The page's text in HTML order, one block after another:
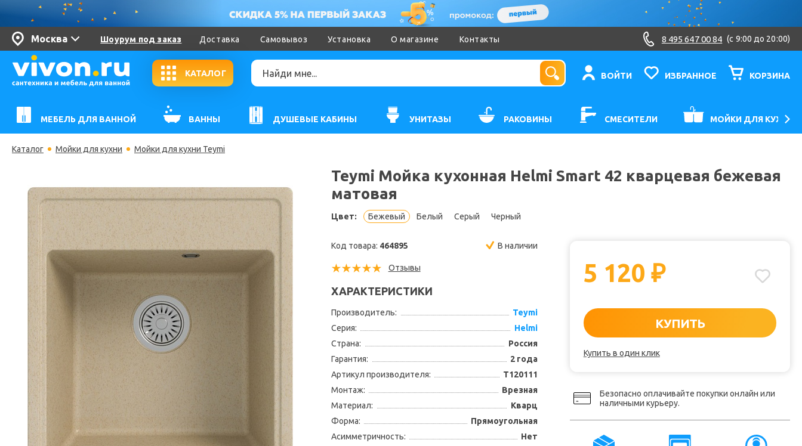
Москва Шоурум под заказ Доставка Самовывоз Установка О магазине Контакты 8 495 647 00 84 (c 9:00 до 20:00)
КАТАЛОГ ВОЙТИ ИЗБРАННОЕ КОРЗИНА
МЕБЕЛЬ ДЛЯ ВАННОЙ ВАННЫ ДУШЕВЫЕ КАБИНЫ УНИТАЗЫ РАКОВИНЫ СМЕСИТЕЛИ МОЙКИ ДЛЯ КУХНИ
Каталог Мойки для кухни Мойки для кухни Teymi
Teymi Мойка кухонная Helmi Smart 42 кварцевая бежевая
матовая
Цвет: Бежевый Белый Серый Черный
Код товара: 464895 В наличии
Отзывы
ХАРАКТЕРИСТИКИ
Производитель:
Teymi
Серия:
Helmi
Страна:
Россия
Гарантия:
2 года
Артикул производителя:
T120111
Монтаж:
Врезная
Материал:
Кварц
Форма:
Прямоугольная
Асимметричность:
Нет
5 120 ₽
КУПИТЬ
Купить в один клик
Безопасно оплачивайте покупки онлайн или
наличными курьеру.